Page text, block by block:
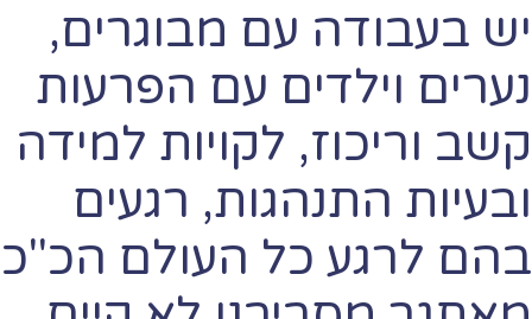
יש בעבודה עם מבוגרים,
נערים וילדים עם הפרעות
קשב וריכוז, לקויות למידה
ובעיות התנהגות, רגעים
בהם לרגע כל העולם הכ"כ